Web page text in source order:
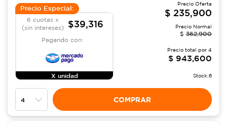
Precio Especial:
6 cuotas x
(sin intereses)
$39,316
Pagando con:
X unidad
Precio Oferta
$ 235,900
Precio Normal
$ 362,900
Precio total por 4
$ 943,600
Stock:6
COMPRAR